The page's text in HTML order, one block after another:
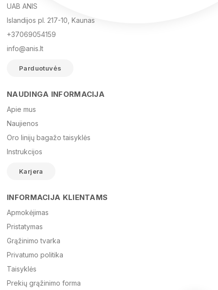
El. paštas
Žinutė
UAB ANIS
Islandijos pl. 217-10, Kaunas
+37069054159
info@anis.lt
Parduotuvės
NAUDINGA INFORMACIJA
Apie mus
Naujienos
Oro linijų bagažo taisyklės
Instrukcijos
Karjera
INFORMACIJA KLIENTAMS
Apmokėjimas
Pristatymas
Grąžinimo tvarka
Privatumo politika
Taisyklės
Prekių grąžinimo forma